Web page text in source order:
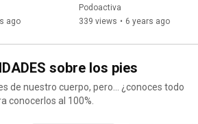
Manuel
ago
Podoactiva
339 views • 6 years ago
sobre los pies
de nuestro cuerpo, pero... ¿conoces todo
conocerlos al 100%.